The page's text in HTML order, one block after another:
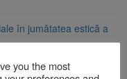
în jumătatea estică a
you the most